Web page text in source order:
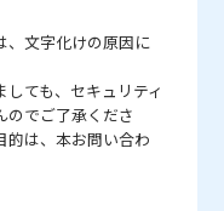
、文字化けの原因に
ても、セキュリティ
のでご了承くださ
的は、本お問い合わ